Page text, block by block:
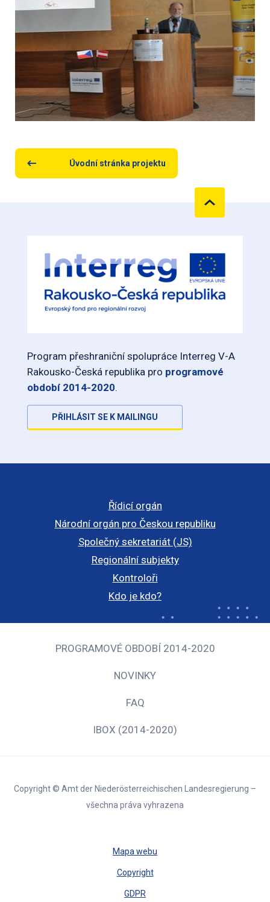
Úvodní stránka projektu
Program přeshraniční spolupráce Interreg V-A
Rakousko-Česká republika pro programové
období 2014-2020.
PŘIHLÁSIT SE K MAILINGU
Řídicí orgán
Národní orgán pro Českou republiku
Společný sekretariát (JS)
Regionální subjekty
Kontroloři
Kdo je kdo?
PROGRAMOVÉ OBDOBÍ 2014-2020
NOVINKY
FAQ
IBOX (2014-2020)
Copyright © Amt der Niederösterreichischen Landesregierung –
všechna práva vyhrazena
Mapa webu
Copyright
GDPR